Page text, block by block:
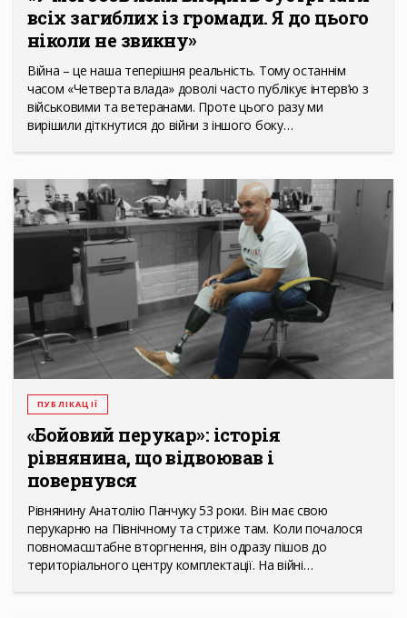
всіх загиблих із громади. Я до цього
ніколи не звикну»
Війна – це наша теперішня реальність. Тому останнім
часом «Четверта влада» доволі часто публікує інтерв’ю з
військовими та ветеранами. Проте цього разу ми
вирішили діткнутися до війни з іншого боку…
ПУБЛІКАЦІЇ
«Бойовий перукар»: історія
рівнянина, що відвоював і
повернувся
Рівнянину Анатолію Панчуку 53 роки. Він має свою
перукарню на Північному та стриже там. Коли почалося
повномасштабне вторгнення, він одразу пішов до
територіального центру комплектації. На війні…